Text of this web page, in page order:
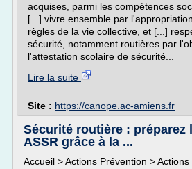
acquises, parmi les compétences
[...] vivre ensemble par
règles de la vie collective, et [...]
sécurité, notamment routières par
l'attestation scolaire de sécurité...
Lire la suite
Site : https://canope.ac-amiens.fr
Sécurité routière : préparez
ASSR grâce à la ...
Accueil > Actions Prévention >